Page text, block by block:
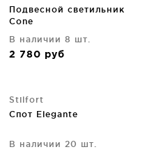
Подвесной светильник
Cone
В наличии 8 шт.
2 780 руб
Stilfort
Спот Elegante
В наличии 20 шт.